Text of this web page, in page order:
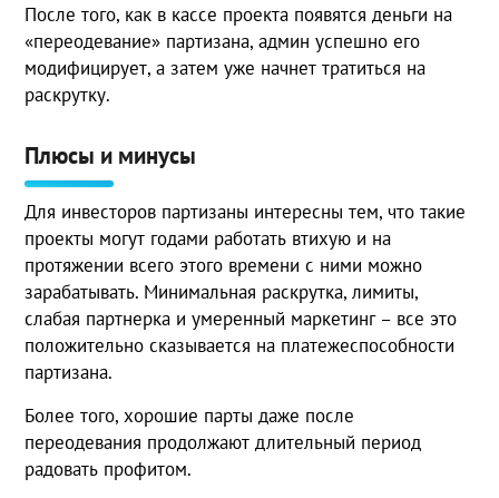
После того, как в кассе проекта появятся деньги на
«переодевание» партизана, админ успешно его
модифицирует, а затем уже начнет тратиться на
раскрутку.
Плюсы и минусы
Для инвесторов партизаны интересны тем, что такие
проекты могут годами работать втихую и на
протяжении всего этого времени с ними можно
зарабатывать. Минимальная раскрутка, лимиты,
слабая партнерка и умеренный маркетинг – все это
положительно сказывается на платежеспособности
партизана.
Более того, хорошие парты даже после
переодевания продолжают длительный период
радовать профитом.